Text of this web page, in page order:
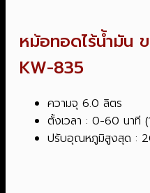
หม้อทอดไร้น้ำมัน
KW-835
ความจุ 6.0 ลิตร
ตั้งเวลา : 0-60 นาที
ปรับอุณหภูมิสูงสุด :